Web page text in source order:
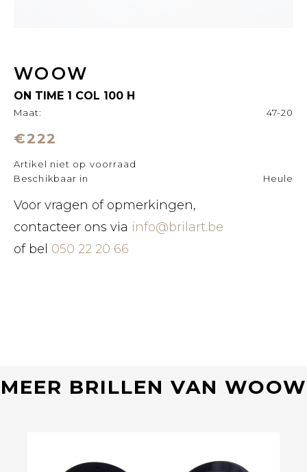
WOOW
ON TIME 1 COL 100 H
Maat: 47-20
€222
Artikel niet op voorraad
Beschikbaar in
Heule
Voor vragen of opmerkingen,
contacteer ons via info@brilart.be
of bel 050 22 20 66
MEER BRILLEN VAN WOOW
Bekijk deze bril